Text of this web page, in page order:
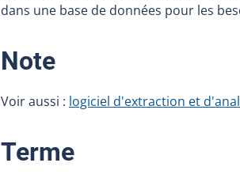
dans une base de données pour les
Note:
Voir aussi : logiciel d'extraction et
Terme: